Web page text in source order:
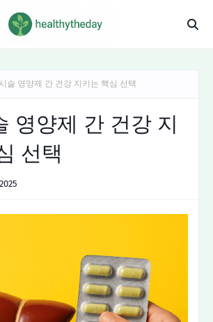
슬 영양제 간 건강 지키는 핵심 선택
영양제 간 건강 지
선택